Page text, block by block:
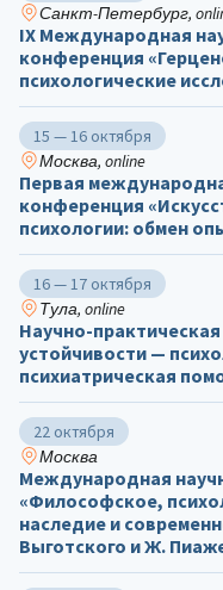
Санкт-Петербург,
IX Международная
конференция
психологические
15 — 16 октября
Москва, online
Первая
конференция
психологии: обмен
16 — 17 октября
Тула, online
Научно-
устойчивости —
психиатрическая
22 октября
Москва
Международная
«Философское,
наследие и
Выготского и Ж.